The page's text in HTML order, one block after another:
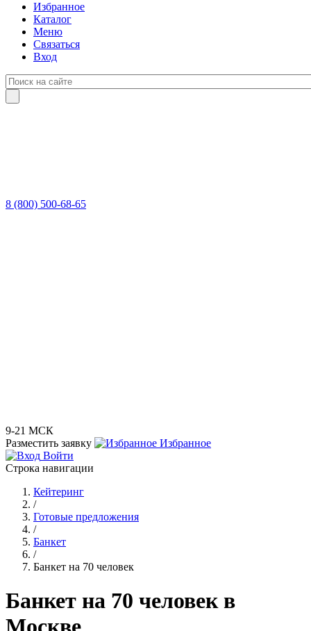
Избранное
Каталог
Меню
Связаться
Вход
8 (800) 500-68-65
9-21 МСК
Разместить заявку
Избранное
Войти
Строка навигации
Кейтеринг
/
Готовые предложения
/
Банкет
/
Банкет на 70 человек
Банкет на 70 человек в